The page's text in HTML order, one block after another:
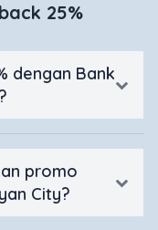
25%
dengan Bank
promo
City?